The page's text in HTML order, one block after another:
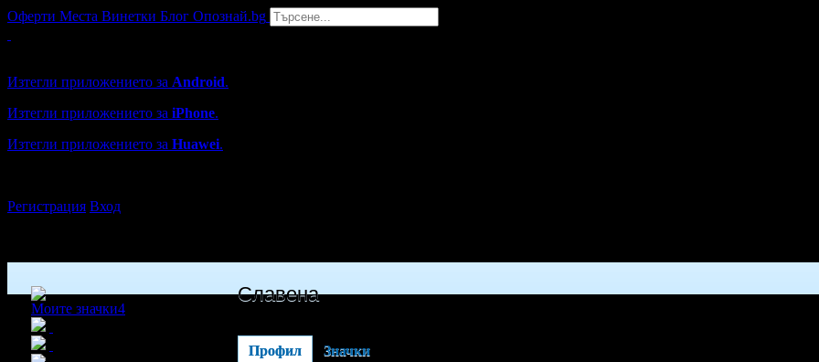
Оферти Места Винетки Блог Опознай.bg
Изтегли приложението за Android.
Изтегли приложението за iPhone.
Изтегли приложението за Huawei.
Регистрация Вход
Моите значки4
Славена
Профил Значки